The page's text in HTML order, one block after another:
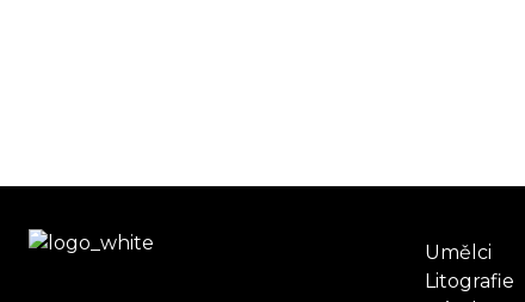
Umělci
Litografie